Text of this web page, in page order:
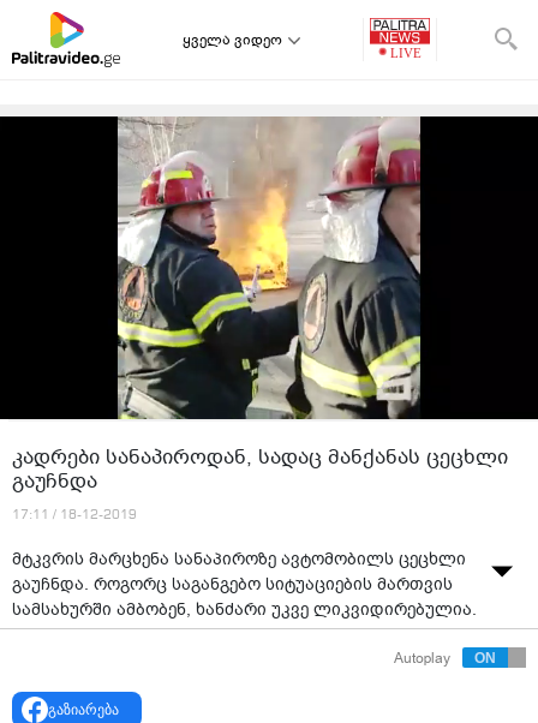
ყველა ვიდეო
კადრები სანაპიროდან, სადაც მანქანას ცეცხლი
გაუჩნდა
17:11 / 18-12-2019
მტკვრის მარცხენა სანაპიროზე ავტომობილს ცეცხლი
გაუჩნდა. როგორც საგანგებო სიტუაციების მართვის
სამსახურში ამბობენ, ხანძარი უკვე ლიკვიდირებულია.
მათივე ცნობით, მომხდარის შედეგად არავინAutoplay
გაზიარება